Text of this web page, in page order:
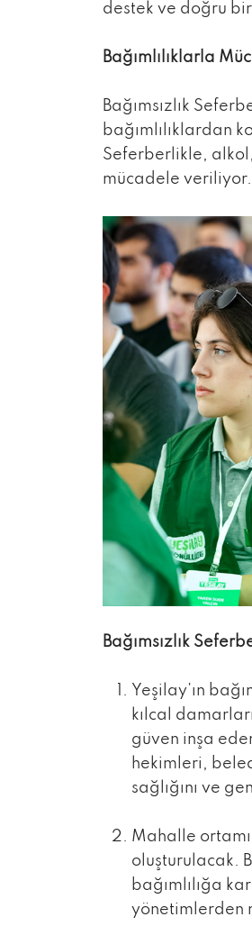
destek ve doğru
Bağımlılıklarla
Bağımsızlık
bağımlılıklardan
Seferberlikle, alkol,
mücadele veriliyor.
Bağımsızlık
Yeşilay’ın
kılcal
güven inşa
hekimleri,
sağlığını ve
Mahalle
oluşturulacak.
bağımlılığa
yönetimlerden